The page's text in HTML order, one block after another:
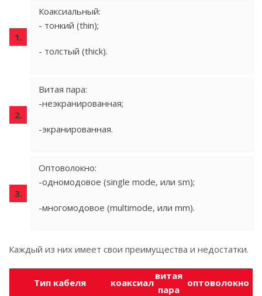
Коаксиальный:
- тонкий (thin);
- толстый (thick).
Витая пара:
-неэкранированная;
-экранированная.
Оптоволокно:
-одномодовое (single mode, или sm);
-многомодовое (multimode, или mm).
Каждый из них имеет свои преимущества и недостатки.
Тип кабеля коаксиал
витая
пара
оптоволокно